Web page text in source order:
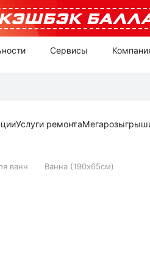
Сервисы
Услуги ремонта
ванн Ванна (190х65см)